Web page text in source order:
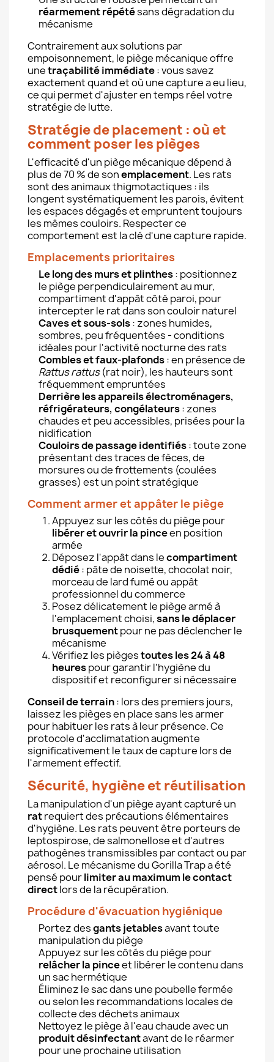
réarmement répétésans dégradation du
mécanisme
Contrairement aux solutions par
empoisonnement, le piège mécanique offre
unetraçabilité immédiate: vous savez
exactement quand et où une capture a eu lieu,
ce qui permet d'ajuster en temps réel votre
stratégie de lutte.
Stratégie de placement : où et
comment poser les pièges
L'efficacité d'un piège mécanique dépend à
plus de 70 % de sonemplacement. Les rats
sont des animaux thigmotactiques : ils
longent systématiquement les parois, évitent
les espaces dégagés et empruntent toujours
les mêmes couloirs. Respecter ce
comportement est la clé d'une capture rapide.
Emplacements prioritaires
Le long des murs et plinthes: positionnez
le piège perpendiculairement au mur,
compartiment d'appât côté paroi, pour
intercepter le rat dans son couloir naturel
Caves et sous-sols: zones humides,
sombres, peu fréquentées - conditions
idéales pour l'activité nocturne des rats
Combles et faux-plafonds: en présence de
Rattus rattus(rat noir), les hauteurs sont
fréquemment empruntées
Derrière les appareils électroménagers,
réfrigérateurs, congélateurs: zones
chaudes et peu accessibles, prisées pour la
nidification
Couloirs de passage identifiés: toute zone
présentant des traces de fèces, de
morsures ou de frottements (coulées
grasses) est un point stratégique
Comment armer et appâter le piège
Appuyez sur les côtés du piège pour
libérer et ouvrir la pinceen position
armée
Déposez l'appât dans lecompartiment
dédié: pâte de noisette, chocolat noir,
morceau de lard fumé ou appât
professionnel du commerce
Posez délicatement le piège armé à
l'emplacement choisi,sans le déplacer
brusquementpour ne pas déclencher le
mécanisme
Vérifiez les piègestoutes les 24 à 48
heurespour garantir l'hygiène du
dispositif et reconfigurer si nécessaire
Conseil de terrain: lors des premiers jours,
laissez les pièges en place sans les armer
pour habituer les rats à leur présence. Ce
protocole d'acclimatation augmente
significativement le taux de capture lors de
l'armement effectif.
Sécurité, hygiène et réutilisation
La manipulation d'un piège ayant capturé un
ratrequiert des précautions élémentaires
d'hygiène. Les rats peuvent être porteurs de
leptospirose, de salmonellose et d'autres
pathogènes transmissibles par contact ou par
aérosol. Le mécanisme du Gorilla Trap a été
pensé pourlimiter au maximum le contact
directlors de la récupération.
Procédure d'évacuation hygiénique
Portez desgants jetablesavant toute
manipulation du piège
Appuyez sur les côtés du piège pour
relâcher la pinceet libérer le contenu dans
un sac hermétique
Éliminez le sac dans une poubelle fermée
ou selon les recommandations locales de
collecte des déchets animaux
Nettoyez le piège à l'eau chaude avec un
produit désinfectantavant de le réarmer
pour une prochaine utilisation